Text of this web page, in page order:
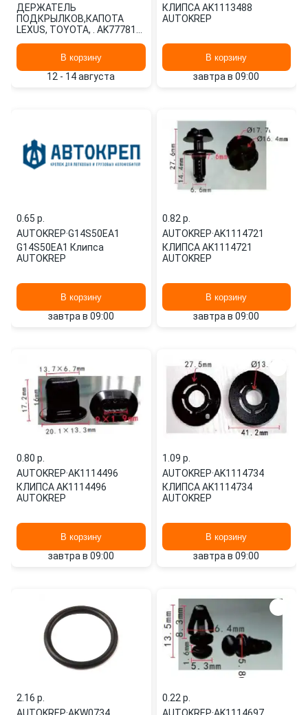
ДЕРЖАТЕЛЬ
ПОДКРЫЛКОВ,КАПОТА
LEXUS, TOYOTA, . AK777814
В корзину
12 - 14 августа
КЛИПСА AK1113488
AUTOKREP
В корзину
завтра в 09:00
0.65 p.
AUTOKREP·G14S50EA1
G14S50EA1 Клипса
AUTOKREP
В корзину
завтра в 09:00
0.82 p.
AUTOKREP·AK1114721
КЛИПСА AK1114721
AUTOKREP
В корзину
завтра в 09:00
0.80 p.
AUTOKREP·AK1114496
КЛИПСА AK1114496
AUTOKREP
В корзину
завтра в 09:00
1.09 p.
AUTOKREP·AK1114734
КЛИПСА AK1114734
AUTOKREP
В корзину
завтра в 09:00
2.16 p.
0.22 p.